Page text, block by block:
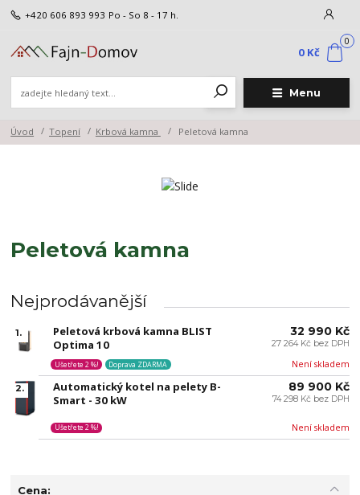
Menu
+420 606 893 993 Po - So 8 - 17 h.
0
0 Kč
Úvod Topení Krbová kamna Peletová kamna
Peletová kamna
Nejprodávanější
1.
Peletová krbová kamna BLIST
Optima 10
Není skladem
Ušetřete 2 %! Doprava ZDARMA
32 990 Kč
27 264 Kč bez DPH
2.
Automatický kotel na pelety B-
Smart - 30 kW
Není skladem
Ušetřete 2 %!
89 900 Kč
74 298 Kč bez DPH
Cena: